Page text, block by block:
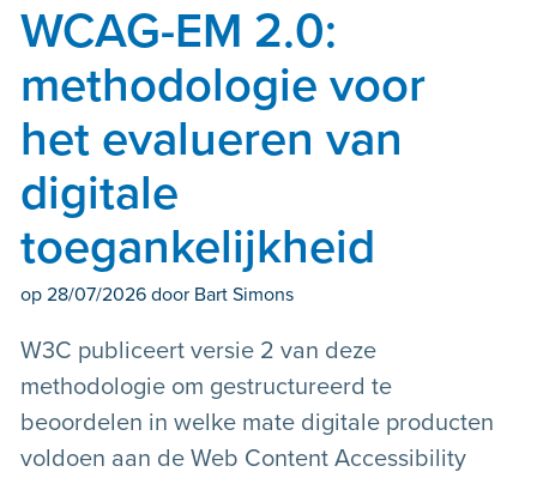
WCAG-EM 2.0:
methodologie voor
het evalueren van
digitale
toegankelijkheid
op 28/07/2026 door Bart Simons
W3C publiceert versie 2 van deze
methodologie om gestructureerd te
beoordelen in welke mate digitale producten
voldoen aan de Web Content Accessibility